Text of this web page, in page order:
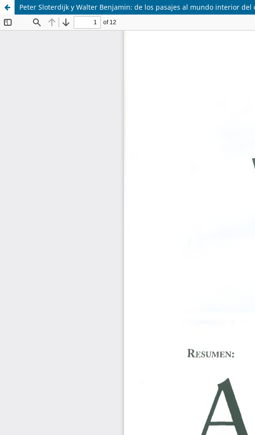
Peter Sloterdijk y Walter Benjamin: de los pasajes al mundo interior del